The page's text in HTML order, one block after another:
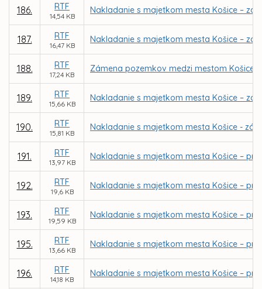
186. RTF
14,54 KB
Nakladanie s majetkom mesta Košice –
187. RTF
16,47 KB
Nakladanie s majetkom mesta Košice –
188. RTF
17,24 KB
Zámena pozemkov medzi mestom Košice a
189. RTF
15,66 KB
Nakladanie s majetkom mesta Košice –
190. RTF
15,81 KB
Nakladanie s majetkom mesta Košice -
191. RTF
13,97 KB
Nakladanie s majetkom mesta Košice –
192. RTF
19,6 KB
Nakladanie s majetkom mesta Košice –
193. RTF
19,59 KB
Nakladanie s majetkom mesta Košice –
195. RTF
13,66 KB
Nakladanie s majetkom mesta Košice –
196. RTF
14,18 KB
Nakladanie s majetkom mesta Košice –